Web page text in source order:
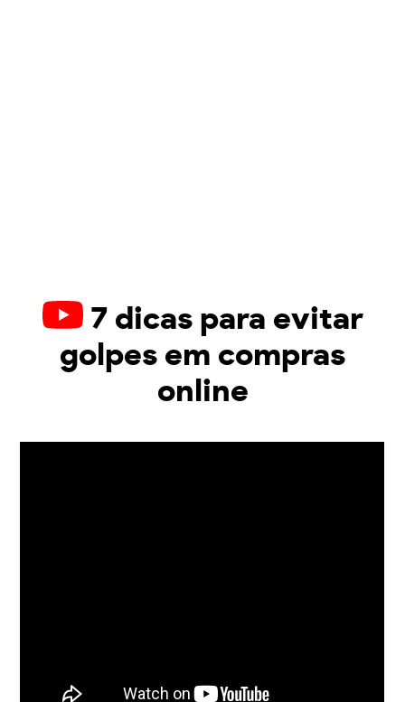
7 dicas para evitar
golpes em compras
online